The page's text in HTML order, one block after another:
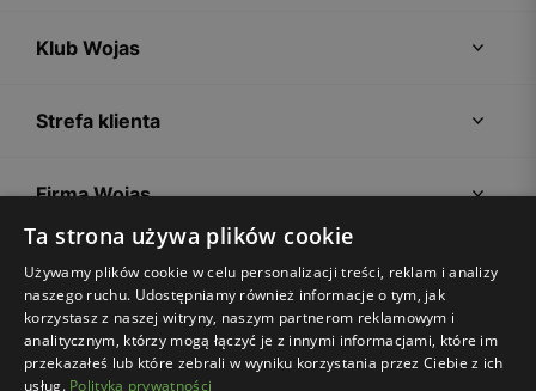
Klub Wojas
Strefa klienta
Firma Wojas
Porady
Ta strona używa plików cookie
Używamy plików cookie w celu personalizacji treści, reklam i analizy
naszego ruchu. Udostępniamy również informacje o tym, jak
korzystasz z naszej witryny, naszym partnerom reklamowym i
analitycznym, którzy mogą łączyć je z innymi informacjami, które im
przekazałeś lub które zebrali w wyniku korzystania przez Ciebie z ich
usług. Polityka prywatności